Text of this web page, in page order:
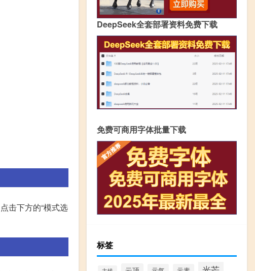
击下方的“模式选
DeepSeek全套部署资料免费下载
免费可商用字体批量下载
标签